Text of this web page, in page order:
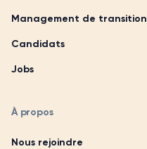
Management de transition
Candidats
Jobs
À propos
Nous rejoindre